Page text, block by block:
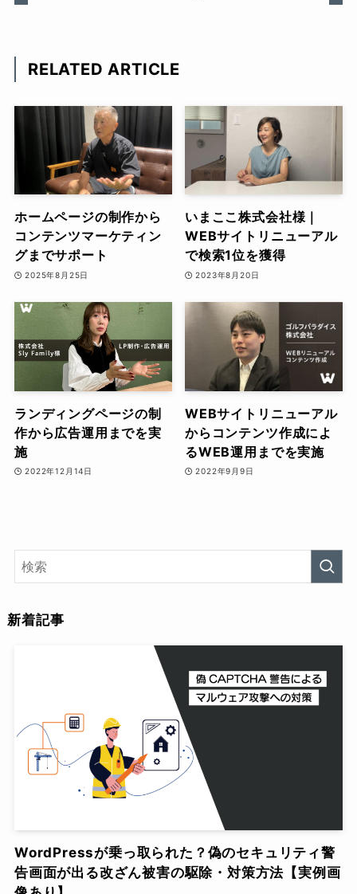
RELATED ARTICLE
ホームページの制作から
コンテンツマーケティン
グまでサポート
2025年8月25日
いまここ株式会社様｜
WEBサイトリニューアル
で検索1位を獲得
2023年8月20日
ランディングページの制
作から広告運用までを実
施
2022年12月14日
WEBサイトリニューアル
からコンテンツ作成によ
るWEB運用までを実施
2022年9月9日
新着記事
WordPressが乗っ取られた？偽のセキュリティ警
告画面が出る改ざん被害の駆除・対策方法【実例画